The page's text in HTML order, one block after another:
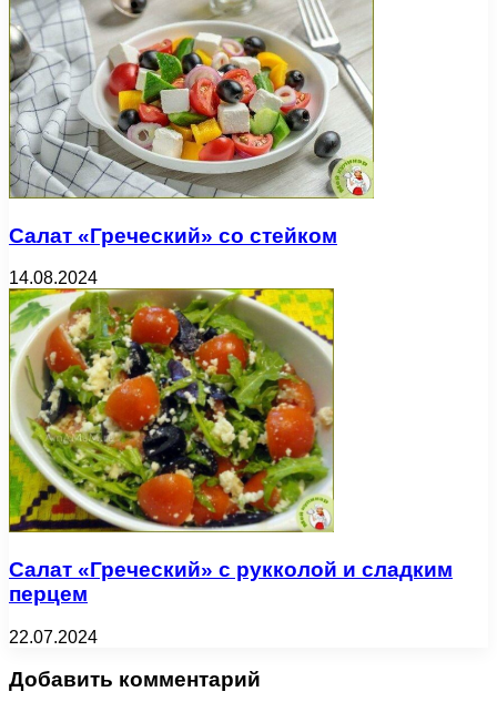
Салат «Греческий» со стейком
14.08.2024
Салат «Греческий» с рукколой и сладким
перцем
22.07.2024
Добавить комментарий